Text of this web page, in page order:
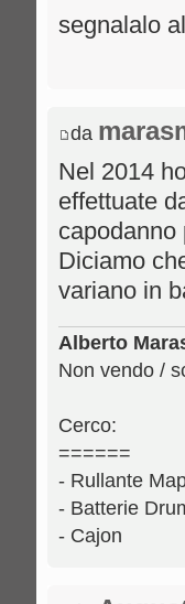
segnalalo
da
Nel 2014
effettuate
capodanno
Diciamo
variano in
Alberto
Non vendo /
Cerco:
======
- Rullante
- Batterie
- Cajon